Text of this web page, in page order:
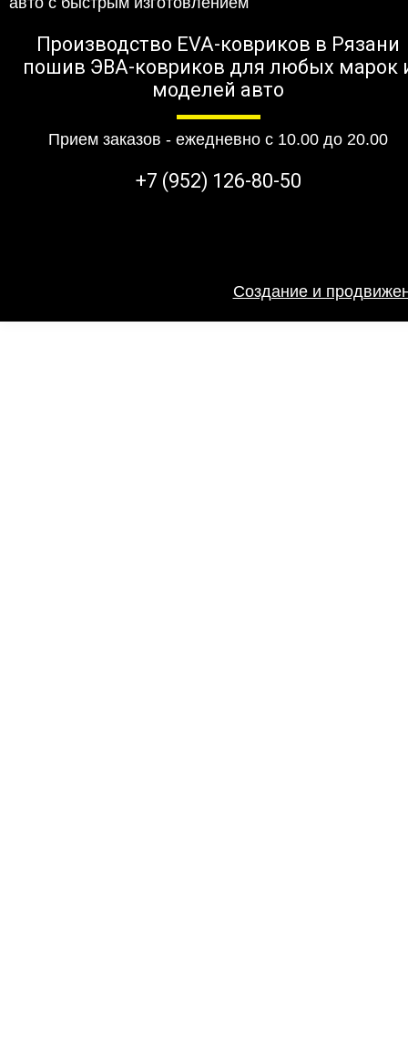
Производство EVA-ковриков в Рязани
пошив ЭВА-ковриков для любых марок
моделей авто
Прием заказов - ежедневно с 10.00 до 20.00
+7 (952) 126-80-50
Создание и